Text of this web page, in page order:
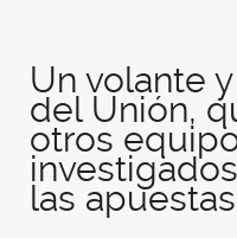
Un volante
del Unión,
otros
las apuestas